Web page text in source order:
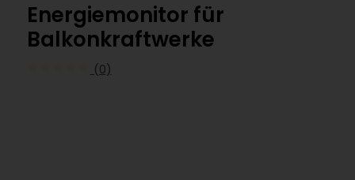
Energiemonitor für
Balkonkraftwerke
(0)